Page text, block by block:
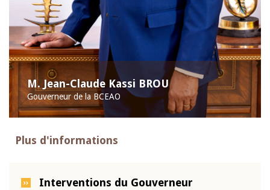
M. Jean-Claude Kassi BROU
Gouverneur de la BCEAO
Plus d'informations
Interventions du Gouverneur